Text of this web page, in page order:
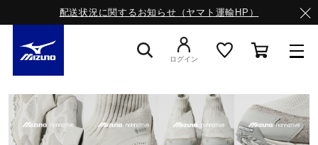
配送状況に関するお知らせ（ヤマト運輸HP）
スニーカー
ログイン